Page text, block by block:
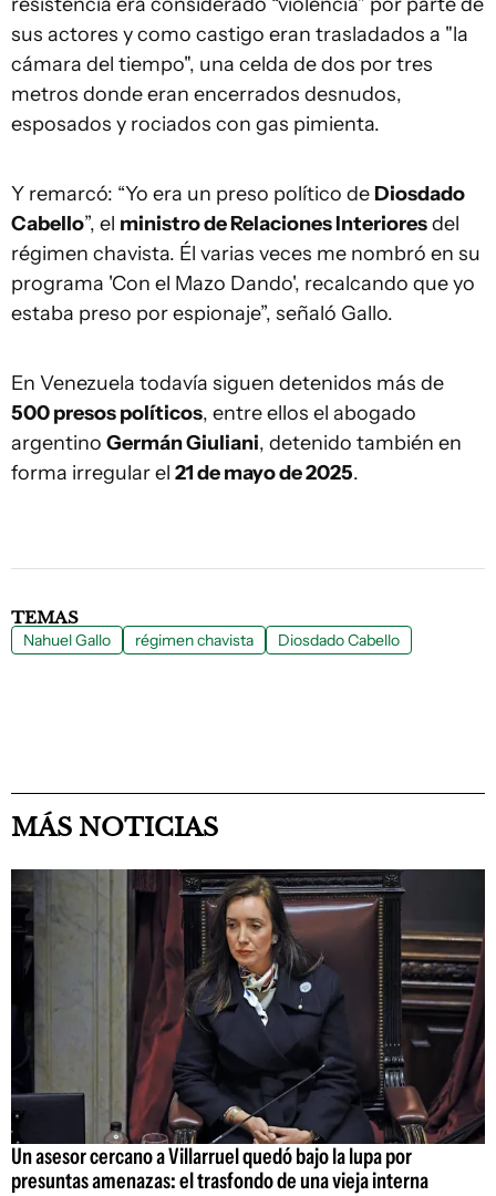
sus actores y como castigo eran trasladados a "la
cámara del tiempo", una celda de dos por tres
metros donde eran encerrados desnudos,
esposados y rociados con gas pimienta.
Y remarcó: “Yo era un preso político de Diosdado
Cabello”, el ministro de Relaciones Interioresdel
régimen chavista. Él varias veces me nombró en su
programa 'Con el Mazo Dando', recalcando que yo
estaba preso por espionaje”, señaló Gallo.
En Venezuela todavía siguen detenidos más de
500 presos políticos, entre ellos el abogado
argentino Germán Giuliani, detenido también en
forma irregular el 21 de mayo de 2025.
TEMAS
Nahuel Gallo régimen chavista Diosdado Cabello
MÁS NOTICIAS
Un asesor cercano a Villarruel quedó bajo la lupa por
presuntas amenazas: el trasfondo de una vieja interna